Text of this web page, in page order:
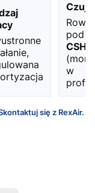
Rowki
pod
CSH
w
się z RexAir.